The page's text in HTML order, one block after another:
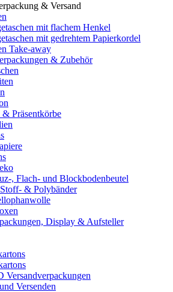
& Versand
mit flachem Henkel
mit gedrehtem Papierkordel
Take-away
& Zubehör
Präsentkörbe
, Flach- und Blockbodenbeutel
& Polybänder
Display & Aufsteller
Versenden